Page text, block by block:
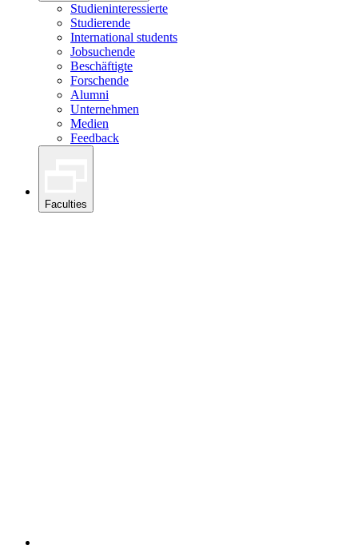
Studieninteressierte
Studierende
International students
Jobsuchende
Beschäftigte
Forschende
Alumni
Unternehmen
Medien
Feedback
Faculties